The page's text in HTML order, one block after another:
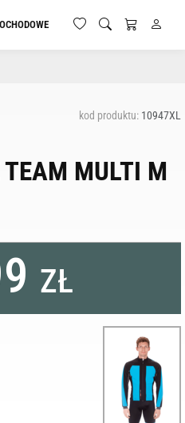
kod produktu:10947XL
TEAM MULTI M
ZŁ